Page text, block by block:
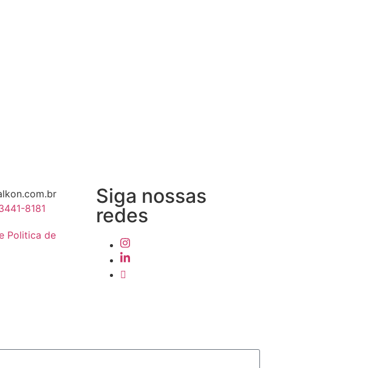
8181
Politica de
Siga nossas
redes